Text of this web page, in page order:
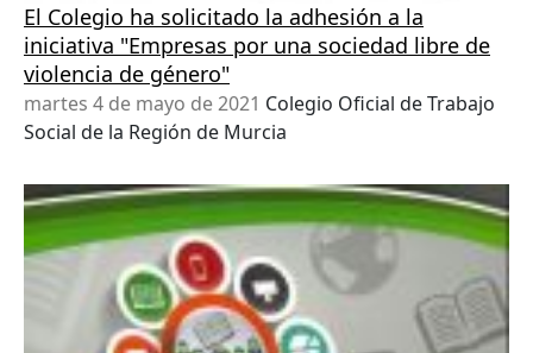
El Colegio ha solicitado la adhesión a la
iniciativa "Empresas por una sociedad libre de
violencia de género"
martes 4 de mayo de 2021 Colegio Oficial de Trabajo
Social de la Región de Murcia